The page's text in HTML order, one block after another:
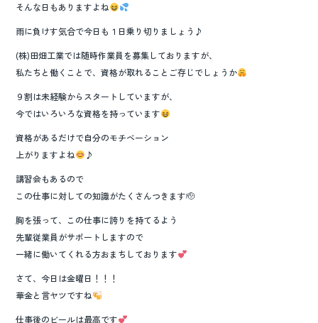
そんな日もありますよね
雨に負けす気合で今日も１日乗り切りましょう♪
(株)田畑工業では随時作業員を募集しておりますが、
私たちと働くことで、資格が取れることご存じでしょうか
９割は未経験からスタートしていますが、
今ではいろいろな資格を持っています
資格があるだけで自分のモチベーション
上がりますよね
♪
講習会もあるので
この仕事に対しての知識がたくさんつきます🫡
胸を張って、この仕事に誇りを持てるよう
先輩従業員がサポートしますので
一緒に働いてくれる方おまちしております
さて、今日は金曜日！！！
華金と言ヤツですね
仕事後のビールは最高です